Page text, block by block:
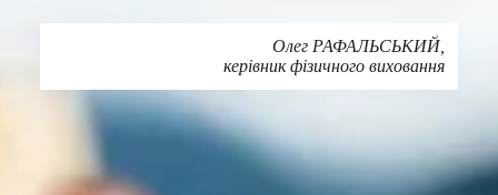
Олег РАФАЛЬСЬКИЙ,
керівник фізичного виховання